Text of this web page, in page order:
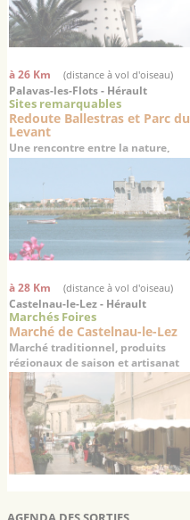
à 26 Km (distance à vol d'oiseau)
Palavas-les-Flots - Hérault
Sites remarquables
Redoute Ballestras et Parc du
Levant
Une rencontre entre la nature,
l'histoire et la culture
à 28 Km (distance à vol d'oiseau)
Castelnau-le-Lez - Hérault
Marchés Foires
Marché de Castelnau-le-Lez
Marché traditionnel, produits
régionaux de saison et artisanat